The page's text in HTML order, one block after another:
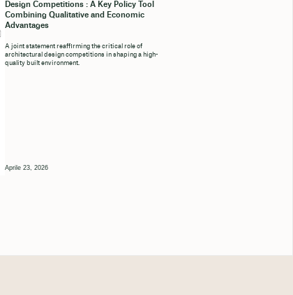
Design Competitions : A Key Policy Tool
Combining Qualitative and Economic
Advantages
A joint statement reaffirming the critical role of
architectural design competitions in shaping a high-
quality built environment.
Aprile 23, 2026